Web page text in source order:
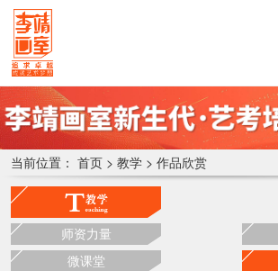
当前位置： 首页 > 教学 > 作品欣赏
师资力量
微课堂